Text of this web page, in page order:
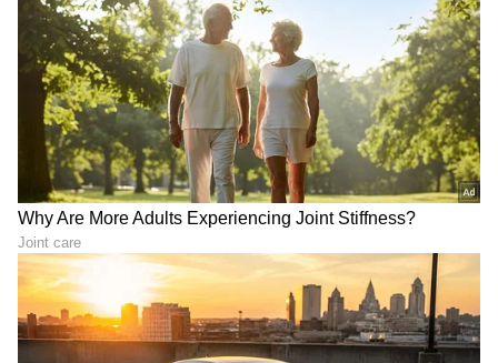
DOWNLOAD APP
RECOMMENDED STORIES